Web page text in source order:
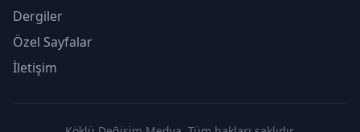
Dergiler
Özel Sayfalar
İletişim